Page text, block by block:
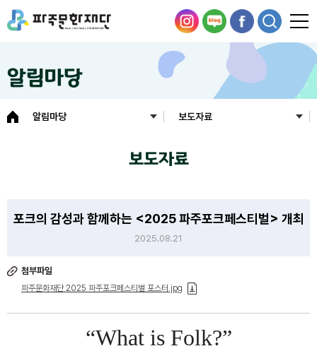
알림마당
알림마당 보도자료
보도자료
포크의 감성과 함께하는 <2025 파주포크페스티벌> 개최
2025.08.21
첨부파일
파주문화재단 2025 파주포크페스티벌 포스터.jpg
“What is Folk?”